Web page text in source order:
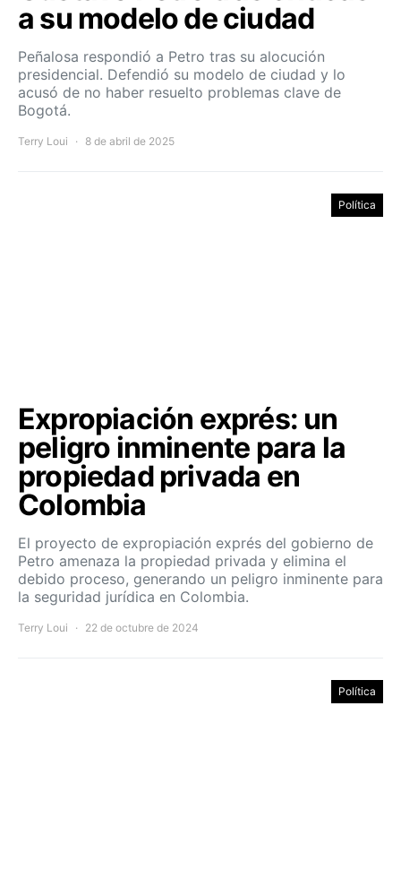
a su modelo de ciudad
Peñalosa respondió a Petro tras su alocución
presidencial. Defendió su modelo de ciudad y lo
acusó de no haber resuelto problemas clave de
Bogotá.
Terry Loui 8 de abril de 2025
Política
Expropiación exprés: un
peligro inminente para la
propiedad privada en
Colombia
El proyecto de expropiación exprés del gobierno de
Petro amenaza la propiedad privada y elimina el
debido proceso, generando un peligro inminente para
la seguridad jurídica en Colombia.
Terry Loui 22 de octubre de 2024
Política